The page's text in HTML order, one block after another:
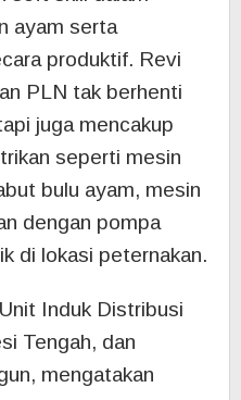
ayam serta
produktif. Revi
PLN tak berhenti
juga mencakup
seperti mesin
bulu ayam, mesin
dengan pompa
di lokasi peternakan.
Induk Distribusi
Tengah, dan
mengatakan